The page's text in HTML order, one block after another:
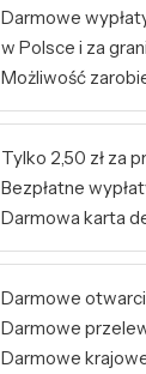
Darmowe
w Polsce i za
Możliwość
Tylko 2,50 zł za
Bezpłatne
Darmowa karta
Darmowe
Darmowe
Darmowe